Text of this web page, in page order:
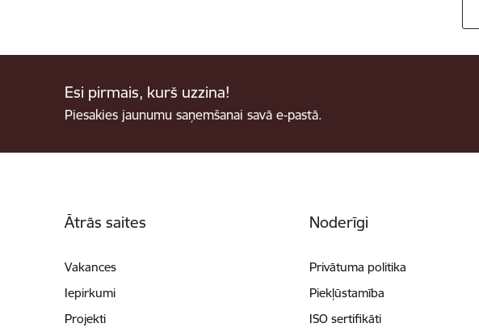
Esi pirmais, kurš uzzina!
Piesakies jaunumu saņemšanai savā e-pastā.
Ātrās saites
Vakances
Iepirkumi
Projekti
Noderīgi
Privātuma politika
Piekļūstamība
ISO sertifikāti